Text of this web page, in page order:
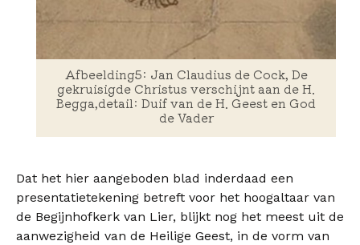
Afbeelding5: Jan Claudius de Cock, De
gekruisigde Christus verschijnt aan de H.
Begga,detail: Duif van de H. Geest en God
de Vader
Dat het hier aangeboden blad inderdaad een
presentatietekening betreft voor het hoogaltaar van
de Begijnhofkerk van Lier, blijkt nog het meest uit de
aanwezigheid van de Heilige Geest, in de vorm van